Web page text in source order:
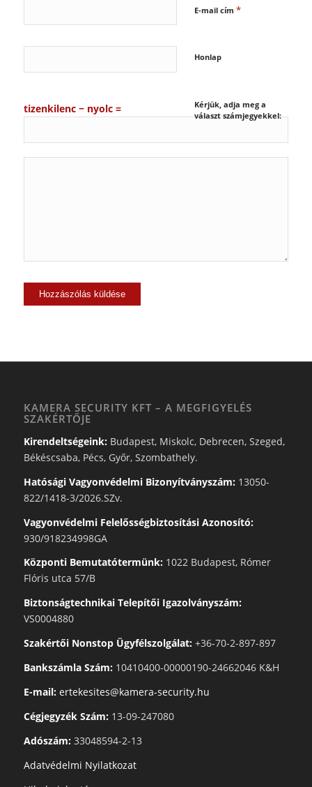
E-mail cím *
Honlap
Kérjük, adja meg a
választ számjegyekkel:
tizenkilenc − nyolc =
KAMERA SECURITY KFT – A MEGFIGYELÉS
SZAKÉRTŐJE
Kirendeltségeink:Budapest, Miskolc, Debrecen, Szeged,
Békéscsaba, Pécs, Győr, Szombathely.
Hatósági Vagyonvédelmi Bizonyítványszám:13050-
822/1418-3/2026.SZv.
Vagyonvédelmi Felelősségbiztosítási Azonosító:
930/918234998GA
Központi Bemutatótermünk:1022 Budapest, Rómer
Flóris utca 57/B
Biztonságtechnikai Telepítői Igazolványszám:
VS0004880
Szakértői Nonstop Ügyfélszolgálat:+36-70-2-897-897
Bankszámla Szám:10410400-00000190-24662046 K&H
E-mail: ertekesites@kamera-security.hu
Cégjegyzék Szám:13-09-247080
Adószám:33048594-2-13
Adatvédelmi Nyilatkozat